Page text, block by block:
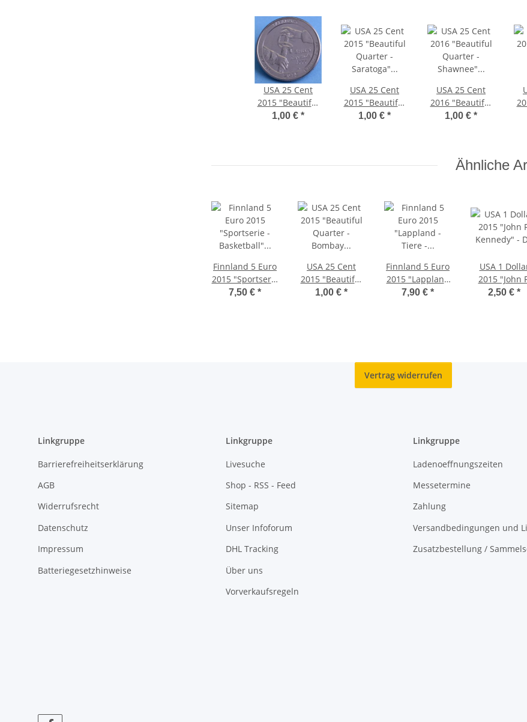
USA 25 Cent
2015 "Beautiful
Quarter -
1,00 € *
USA 25 Cent
2015 "Beautiful
Quarter -
1,00 € *
USA 25 Cent
2016 "Beautiful
Quarter -
1,00 € *
Ähnliche
Finnland 5 Euro
2015 "Sportserie
- Basketball"
7,50 € *
USA 25 Cent
2015 "Beautiful
Quarter -
1,00 € *
Finnland 5 Euro
2015 "Lappland
- Tiere - Rentier"
7,90 € *
USA 1
2015 "John
Kennedy" - D*
2,50 € *
Vertrag widerrufen
Linkgruppe
Barrierefreiheitserklärung
AGB
Widerrufsrecht
Datenschutz
Impressum
Batteriegesetzhinweise
Linkgruppe
Livesuche
Shop - RSS - Feed
Sitemap
Unser Infoforum
DHL Tracking
Über uns
Vorverkaufsregeln
Linkgruppe
Ladenoeffnungszeiten
Messetermine
Zahlung
Versandbedingungen und
Zusatzbestellung /